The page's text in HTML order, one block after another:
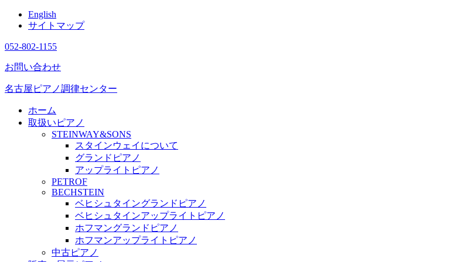
English
サイトマップ
052-802-1155
お問い合わせ
名古屋ピアノ調律センター
ホーム
取扱いピアノ
STEINWAY&SONS
スタインウェイについて
グランドピアノ
アップライトピアノ
PETROF
BECHSTEIN
ベヒシュタイングランドピアノ
ベヒシュタインアップライトピアノ
ホフマングランドピアノ
ホフマンアップライトピアノ
中古ピアノ